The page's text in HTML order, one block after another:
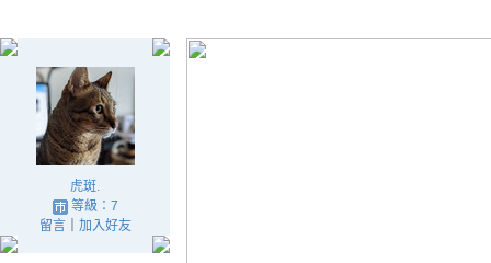
虎斑.
等級：7
留言｜ 加入好友